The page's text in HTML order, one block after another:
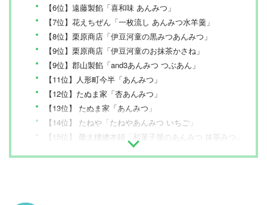
【6位】遠藤製餡「喜和味 あんみつ」
【7位】花えちぜん「一枚流し あんみつ水羊羹」
【8位】栗原商店「伊豆河童の黒みつあんみつ」
【9位】栗原商店「伊豆河童のお抹茶かさね」
【9位】郡山製餡「and3あんみつ つぶあん」
【11位】人形町今半「あんみつ」
【12位】たぬま家「杏あんみつ」
【13位】 たぬま家「あんみつ」
【14位】 たねや「たねやあんみつ いちご」
【15位】 榮太樓總本鋪「和菓子屋のあんみつ 抹茶みつ」
【16位】栗原商店「伊豆河童の白みつあんみつ」